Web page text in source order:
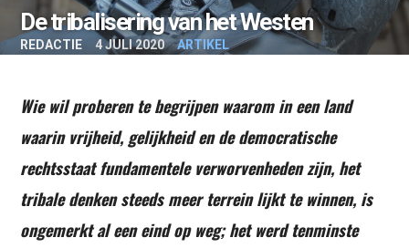
De tribalisering van het Westen
REDACTIE 4 JULI 2020 ARTIKEL
Wie wil proberen te begrijpen waarom in een land
waarin vrijheid, gelijkheid en de democratische
rechtsstaat fundamentele verworvenheden zijn, het
tribale denken steeds meer terrein lijkt te winnen, is
ongemerkt al een eind op weg; het werd tenminste